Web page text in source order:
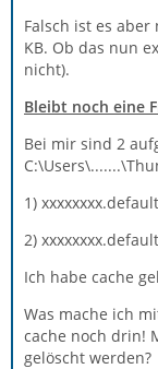
Falsch ist es aber
KB. Ob das nun
nicht).
Bleibt noch eine
Bei mir sind 2
1) xxxxxxxx.default
2)
Ich habe cache
Was mache ich
cache noch drin!
gelöscht werden?